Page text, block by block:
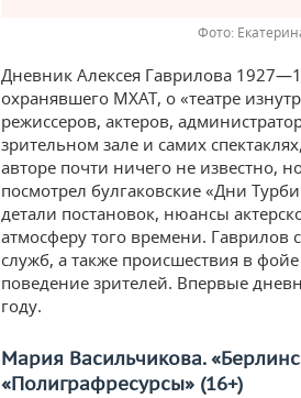
Дневник Алексея Гаврилова
охранявшего МХАТ, о «театре
режиссеров, актеров,
зрительном зале и самих
авторе почти ничего не известно,
посмотрел булгаковские «Дни
детали постановок, нюансы
атмосферу того времени. Гаврилов
служб, а также происшествия в
поведение зрителей. Впервые
году.
Мария Васильчикова.
«Полиграфресурсы» (16+)